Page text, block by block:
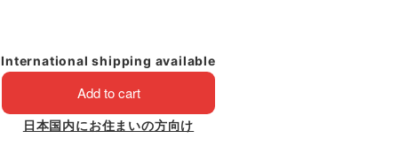
International shipping available
Add to cart
日本国内にお住まいの方向け